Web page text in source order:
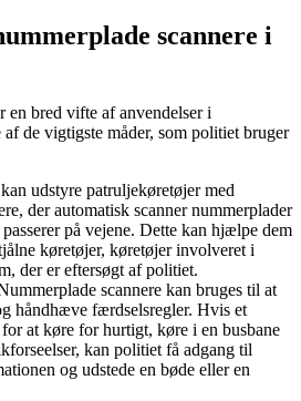
scannere i
en bred vifte af anvendelser i
de vigtigste måder, som politiet bruger
udstyre patruljekøretøjer med
der automatisk scanner nummerplader
på vejene. Dette kan hjælpe dem
køretøjer, køretøjer involveret i
der er eftersøgt af politiet.
scannere kan bruges til at
håndhæve færdselsregler. Hvis et
at køre for hurtigt, køre i en busbane
kan politiet få adgang til
og udstede en bøde eller en